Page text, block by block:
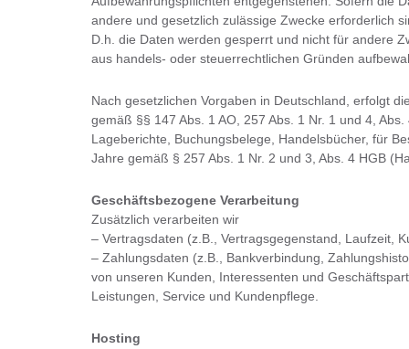
andere und gesetzlich zulässige Zwecke erforderlich
D.h. die Daten werden gesperrt und nicht für andere
aus handels- oder steuerrechtlichen Gründen
Nach gesetzlichen Vorgaben in Deutschland, erfolgt
gemäß §§ 147 Abs. 1 AO, 257 Abs. 1 Nr. 1 und 4,
Lageberichte, Buchungsbelege, Handelsbücher, für
Jahre gemäß § 257 Abs. 1 Nr. 2 und 3, Abs. 4 HGB
Geschäftsbezogene Verarbeitung
Zusätzlich verarbeiten wir
– Vertragsdaten (z.B., Vertragsgegenstand, Laufzeit,
– Zahlungsdaten (z.B., Bankverbindung,
von unseren Kunden, Interessenten und
Leistungen, Service und Kundenpflege.
Hosting